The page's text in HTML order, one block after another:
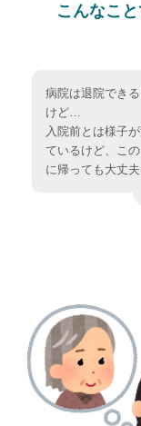
こんなこ
病院は退院できる
けど…
入院前とは様子
ているけど、こ
に帰っても大丈